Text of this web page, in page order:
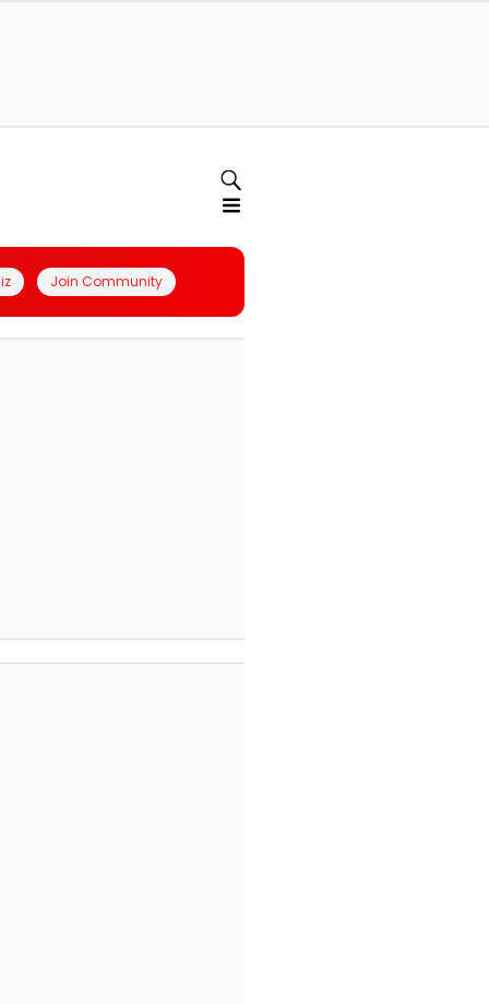
Join Community